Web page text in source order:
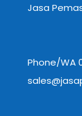
Jasa
Phone/WA